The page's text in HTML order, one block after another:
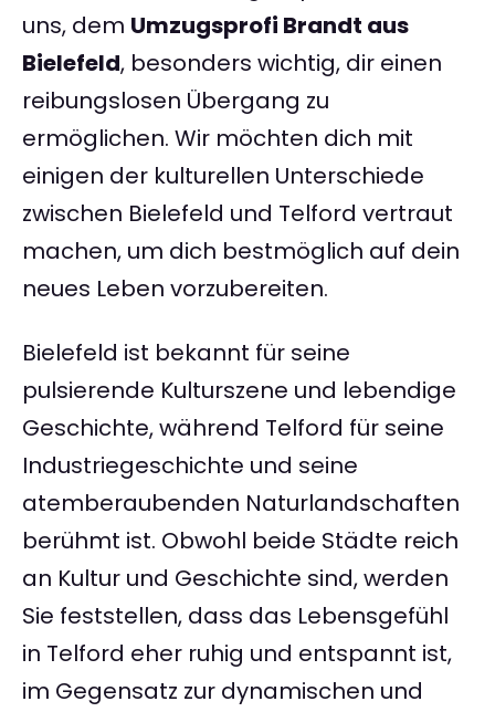
uns, dem Umzugsprofi Brandt aus
Bielefeld, besonders wichtig, dir einen
reibungslosen Übergang zu
ermöglichen. Wir möchten dich mit
einigen der kulturellen Unterschiede
zwischen Bielefeld und Telford vertraut
machen, um dich bestmöglich auf dein
neues Leben vorzubereiten.
Bielefeld ist bekannt für seine
pulsierende Kulturszene und lebendige
Geschichte, während Telford für seine
Industriegeschichte und seine
atemberaubenden Naturlandschaften
berühmt ist. Obwohl beide Städte reich
an Kultur und Geschichte sind, werden
Sie feststellen, dass das Lebensgefühl
in Telford eher ruhig und entspannt ist,
im Gegensatz zur dynamischen und